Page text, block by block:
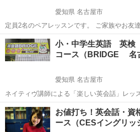
愛知県 名古屋市
定員2名のペアレッスンです。 ご家族やお友
ご受講いただけます♪ 「たくさん話したい！
したい！」という方にお勧めです。 レッスン内容は、ご希望に沿った
完全オーダーメイドで行います！
愛知 名古屋市 英検
小・中学生英語 英検
コース（BRIDGE 名
愛知県 名古屋市
ネイティヴ講師による「楽しい英会話」レッ
「英語頭を鍛える」レッスンで、小学生とは
力をつけていきます！ 高学年のお子様におすすめ！ ※学習
り、4年生のお子様でもご受講いただ...
愛知 名古屋市 英検
お値打ち！英会話・
ース（CESイングリッ